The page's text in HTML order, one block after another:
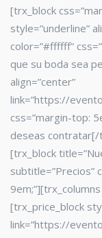
[trx_block
style=”underline”
color=”#ffffff”
que su boda sea
align=”center”
link=”https://
css=”margin-top:
deseas
[trx_block
subtitle=”Precios”
[trx_price_block
link=”https://